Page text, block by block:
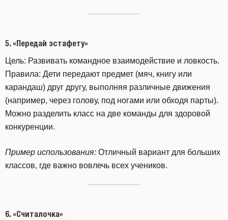
5. «Передай эстафету»
Цель: Развивать командное взаимодействие и ловкость.
Правила: Дети передают предмет (мяч, книгу или
карандаш) друг другу, выполняя различные движения
(например, через голову, под ногами или обходя парты).
Можно разделить класс на две команды для здоровой
конкуренции.
Пример использования: Отличный вариант для больших
классов, где важно вовлечь всех учеников.
6. «Считалочка»